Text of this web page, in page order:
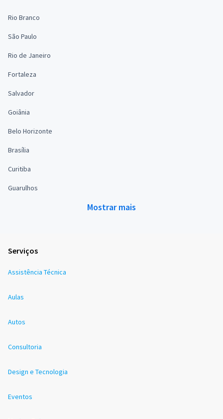
Rio Branco
São Paulo
Rio de Janeiro
Fortaleza
Salvador
Goiânia
Belo Horizonte
Brasília
Curitiba
Guarulhos
Mostrar mais
Serviços
Assistência Técnica
Aulas
Autos
Consultoria
Design e Tecnologia
Eventos